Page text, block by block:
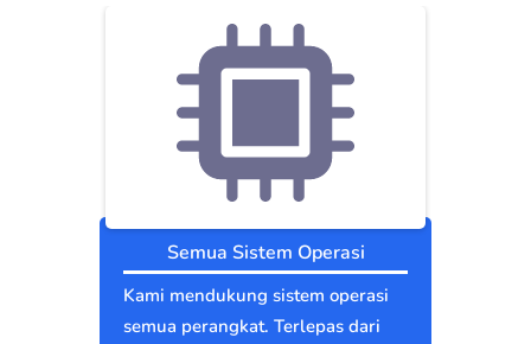
Semua Sistem Operasi
Kami mendukung sistem operasi
semua perangkat. Terlepas dari